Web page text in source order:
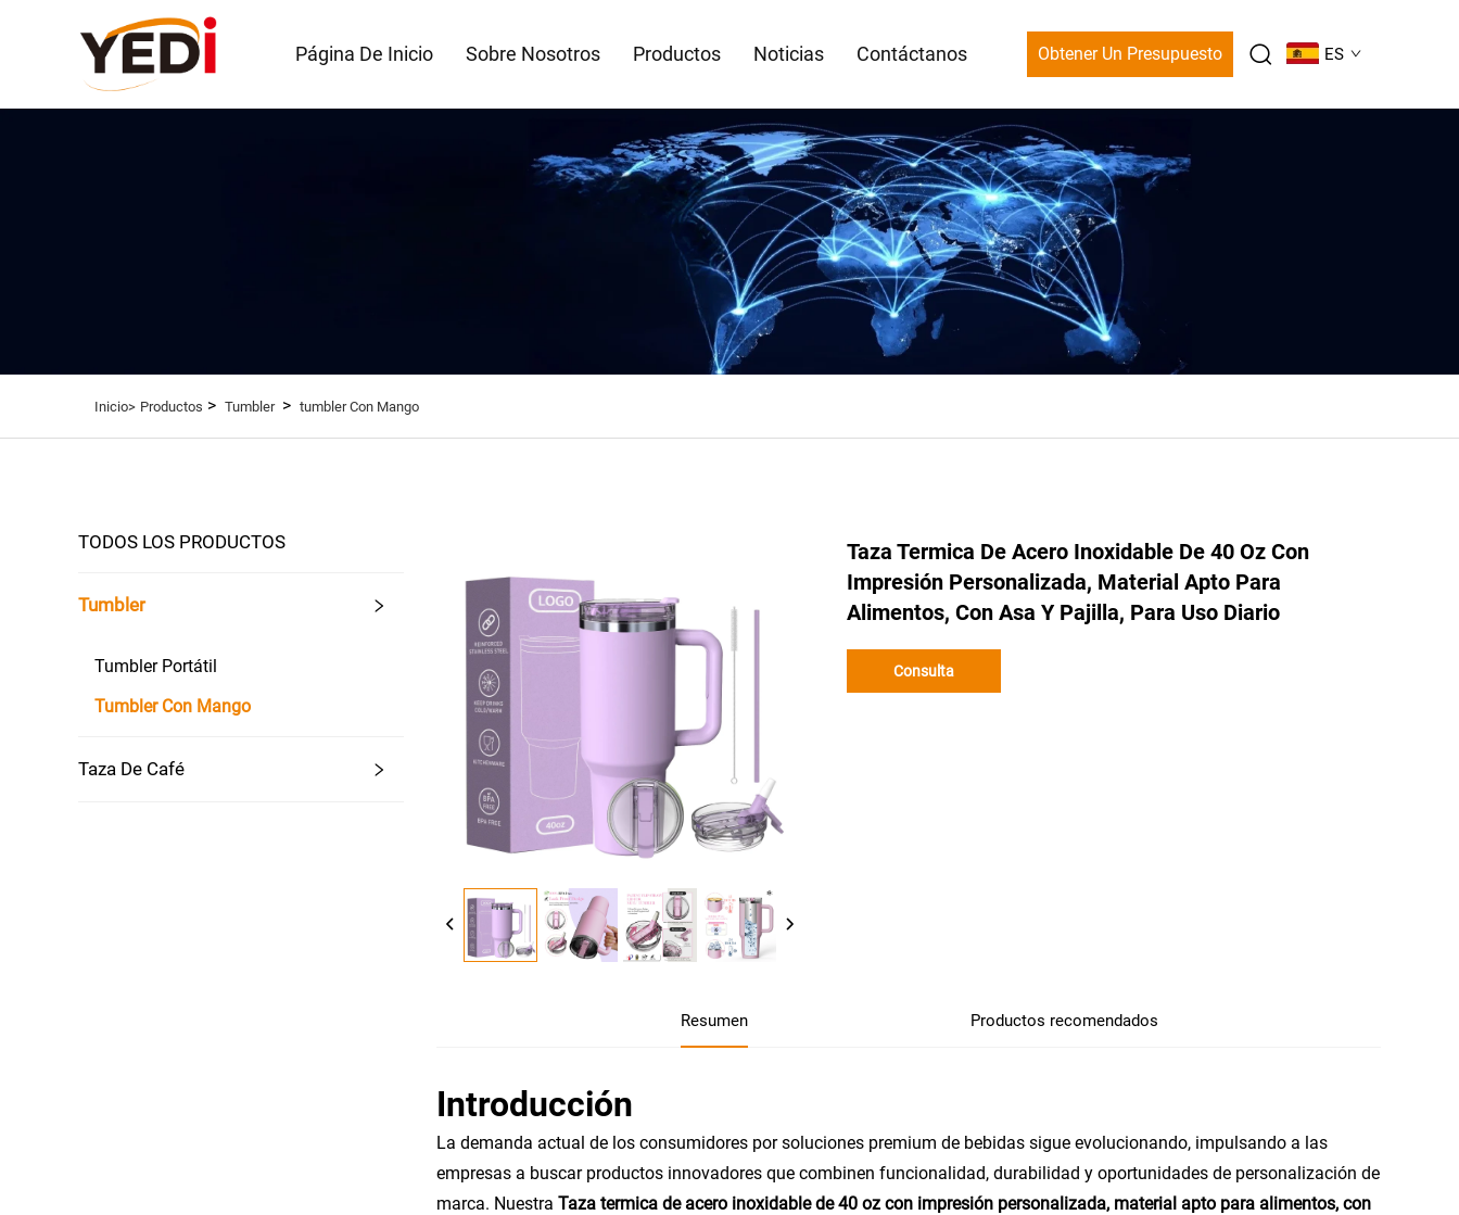
Página De Inicio Sobre Nosotros Productos Noticias Contáctanos Obtener Un Presupuesto ES
Inicio> Productos > Tumbler > tumbler Con Mango
TODOS LOS PRODUCTOS
Tumbler
Tumbler Portátil
Tumbler Con Mango
Taza De Café
Taza Termica De Acero Inoxidable De 40 Oz Con
Impresión Personalizada, Material Apto Para
Alimentos, Con Asa Y Pajilla, Para Uso Diario
Consulta
Resumen Productos recomendados
Introducción
La demanda actual de los consumidores por soluciones premium de bebidas sigue evolucionando, impulsando a las
empresas a buscar productos innovadores que combinen funcionalidad, durabilidad y oportunidades de personalización de
marca. Nuestra Taza termica de acero inoxidable de 40 oz con impresión personalizada, material apto para alimentos, con